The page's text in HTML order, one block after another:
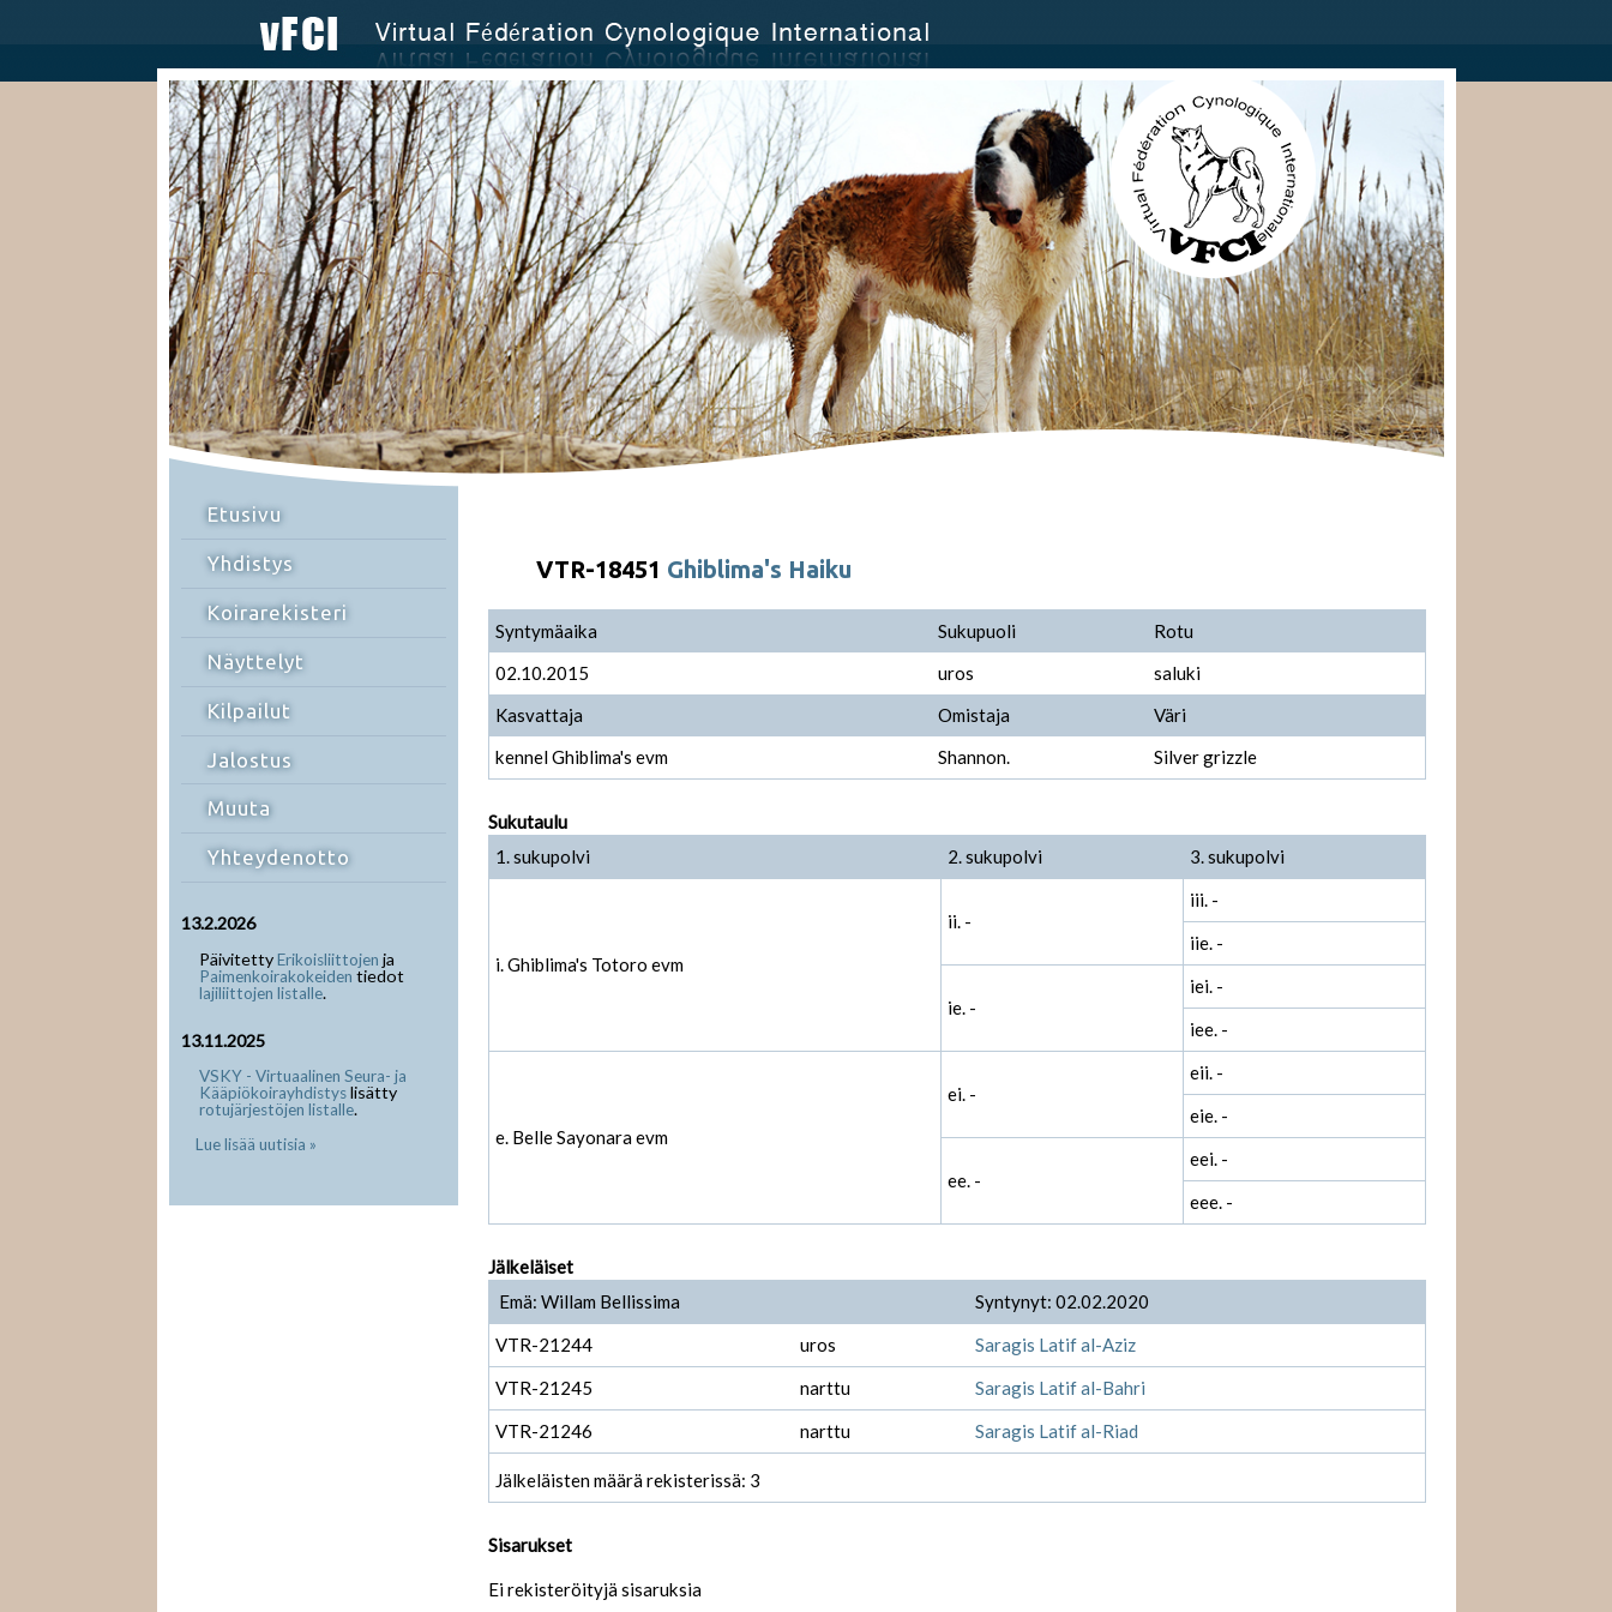
Etusivu
Yhdistys
Koirarekisteri
Näyttelyt
Kilpailut
Jalostus
Muuta
Yhteydenotto
13.2.2026
PäivitettyErikoisliittojen ja
Paimenkoirakokeiden tiedot
lajiliittojen listalle.
13.11.2025
VSKY - Virtuaalinen Seura- ja
Kääpiökoirayhdistyslisätty
rotujärjestöjen listalle.
Lue lisää uutisia »
VTR-18451 Ghiblima's Haiku
Syntymäaika Sukupuoli
Rotu
02.10.2015
uros
saluki
Kasvattaja
Omistaja
Väri
kennel Ghiblima's evm
Shannon. Silver grizzle
Sukutaulu
1. sukupolvi
2. sukupolvi 3. sukupolvi
i. Ghiblima's Totoro evm
ii. -
iii. -
iie. -
ie. -
iei. -
iee. -
e. Belle Sayonara evm
ei. -
eii. -
eie. -
ee. -
eei. -
eee. -
Jälkeläiset
Emä: Willam Bellissima
Syntynyt: 02.02.2020
VTR-21244
uros
Saragis Latif al-Aziz
VTR-21245
narttu
Saragis Latif al-Bahri
VTR-21246
narttu Saragis Latif al-Riad
Jälkeläisten määrä rekisterissä: 3
Sisarukset
Ei rekisteröityjä sisaruksia